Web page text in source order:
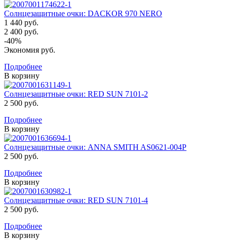
Солнцезащитные очки: DACKOR 970 NERO
1 440 руб.
2 400 руб.
-40%
Экономия руб.
Подробнее
В корзину
Солнцезащитные очки: RED SUN 7101-2
2 500 руб.
Подробнее
В корзину
Солнцезащитные очки: ANNA SMITH AS0621-004P
2 500 руб.
Подробнее
В корзину
Солнцезащитные очки: RED SUN 7101-4
2 500 руб.
Подробнее
В корзину